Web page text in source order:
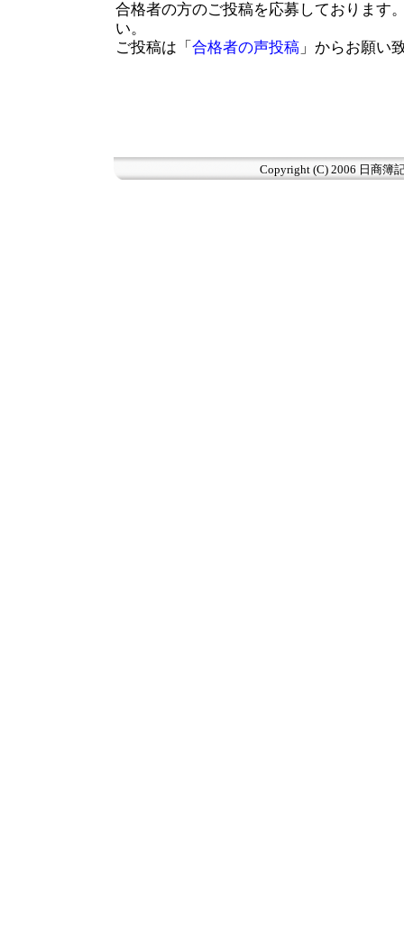
合格者の方のご投稿を応募しております
い。
ご投稿は「 合格者の声投稿 」からお願い
Copyright (C) 2006 日商簿